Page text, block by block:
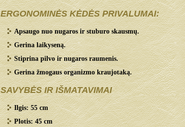
ERGONOMINĖS KĖDĖS PRIVALUMAI:
Apsaugo nuo nugaros ir stuburo skausmų.
Gerina laikyseną.
Stiprina pilvo ir nugaros raumenis.
Gerina žmogaus organizmo kraujotaką.
SAVYBĖS IR IŠMATAVIMAI
Ilgis: 55 cm
Plotis: 45 cm